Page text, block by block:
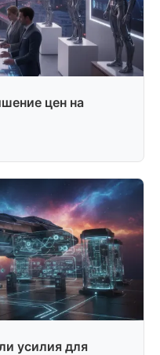
цен на
усилия для